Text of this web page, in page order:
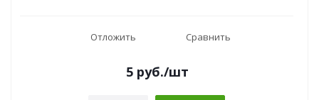
Отложить Сравнить
5руб./шт